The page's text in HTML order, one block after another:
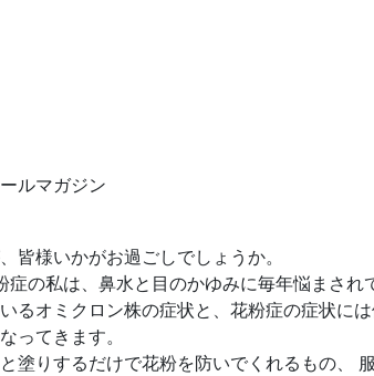
ルマガジン
皆様いかがお過ごしでしょうか。
の私は、鼻水と目のかゆみに毎年悩まさ
るオミクロン株の症状と、花粉症の症状に
ってきます。
塗りするだけで花粉を防いでくれるもの、